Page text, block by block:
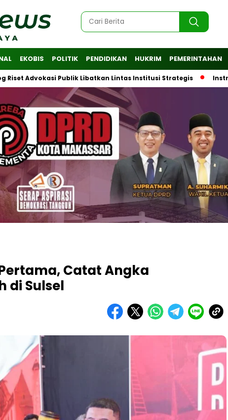
EKOBIS POLITIK PENDIDIKAN HUKRIM PEMERINTAHAN
Publik Libatkan Lintas Institusi Strategis Instruksi
Catat Angka
di Sulsel